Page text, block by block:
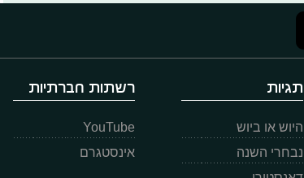
תגיות
היוש או ביוש
נבחרי השנה
רשתות חברתיות
YouTube
אינסטגרם